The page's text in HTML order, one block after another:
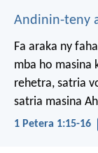
Andinin-teny
Fa araka ny
mba ho masina
rehetra, satria
satria masina
1 Petera 1:15-16